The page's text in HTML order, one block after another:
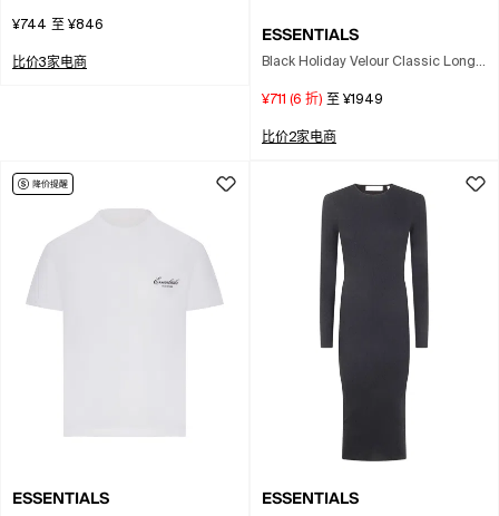
¥744 至 ¥846
比价3家电商
ESSENTIALS
Black Holiday Velour Classic Long
¥711 (6 折) 至 ¥1949
比价2家电商
ESSENTIALS ESSENTIALS